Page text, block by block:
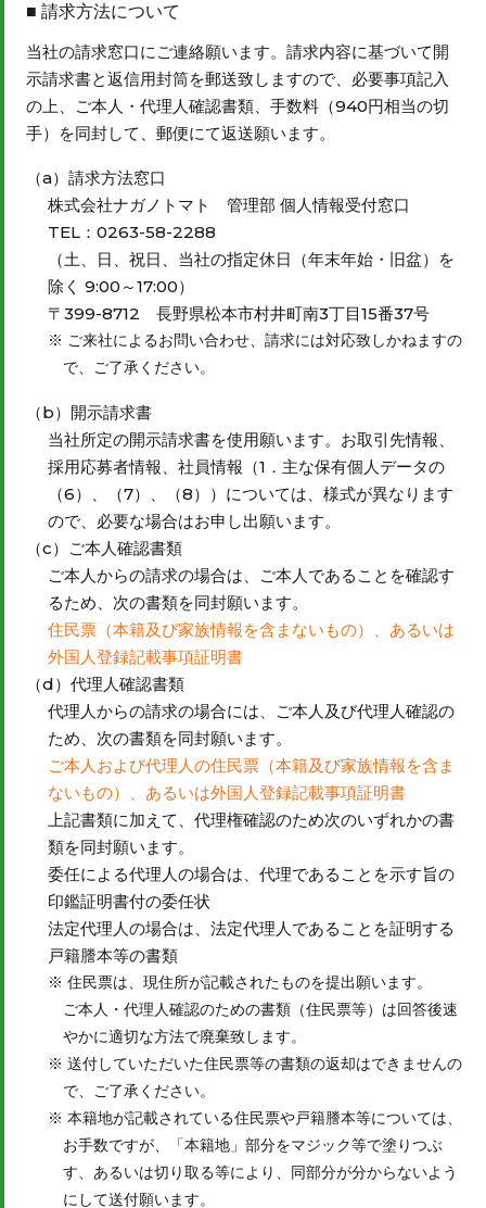
請求方法について
当社の請求窓口にご連絡願います。請求内容に基づいて開
示請求書と返信用封筒を郵送致しますので、必要事項記入
の上、ご本人・代理人確認書類、手数料（940円相当の切
手）を同封して、郵便にて返送願います。
（a）請求方法窓口
株式会社ナガノトマト 管理部 個人情報受付窓口
TEL：0263-58-2288
（土、日、祝日、当社の指定休日（年末年始・旧盆）を
除く 9:00～17:00）
〒399-8712 長野県松本市村井町南3丁目15番37号
ご来社によるお問い合わせ、請求には対応致しかねますの
で、ご了承ください。
（b）開示請求書
当社所定の開示請求書を使用願います。お取引先情報、
採用応募者情報、社員情報（1．主な保有個人データの
（6）、（7）、（8））については、様式が異なります
ので、必要な場合はお申し出願います。
（c）ご本人確認書類
ご本人からの請求の場合は、ご本人であることを確認す
るため、次の書類を同封願います。
住民票（本籍及び家族情報を含まないもの）、あるいは
外国人登録記載事項証明書
（d）代理人確認書類
代理人からの請求の場合には、ご本人及び代理人確認の
ため、次の書類を同封願います。
ご本人および代理人の住民票（本籍及び家族情報を含ま
ないもの）、あるいは外国人登録記載事項証明書
上記書類に加えて、代理権確認のため次のいずれかの書
類を同封願います。
委任による代理人の場合は、代理であることを示す旨の
印鑑証明書付の委任状
法定代理人の場合は、法定代理人であることを証明する
戸籍謄本等の書類
住民票は、現住所が記載されたものを提出願います。
ご本人・代理人確認のための書類（住民票等）は回答後速
やかに適切な方法で廃棄致します。
送付していただいた住民票等の書類の返却はできませんの
で、ご了承ください。
本籍地が記載されている住民票や戸籍謄本等については、
お手数ですが、「本籍地」部分をマジック等で塗りつぶ
す、あるいは切り取る等により、同部分が分からないよう
にして送付願います。